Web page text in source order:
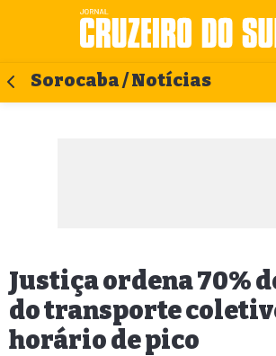
Sorocaba / Notícias
Justiça ordena 70%
do transporte
horário de pico